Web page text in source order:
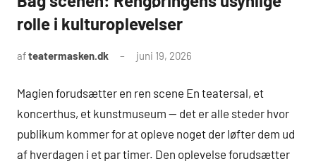
rolle i kulturoplevelser
afteatermasken.dk juni 19, 2026
Magien forudsætter en ren scene En teatersal, et
koncerthus, et kunstmuseum — det er alle steder hvor
publikum kommer for at opleve noget der løfter dem ud
af hverdagen i et par timer. Den oplevelse forudsætter